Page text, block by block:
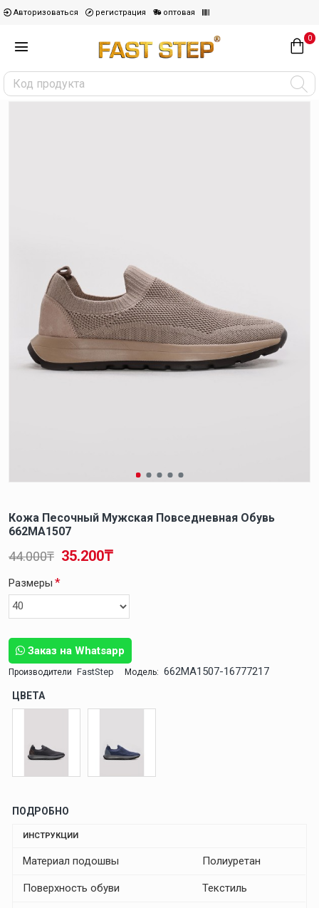
Авторизоваться регистрация оптовая
0
Кожа Песочный Мужская Повседневная Обувь
662MA1507
Заказ на Whatsapp
Производители FastStep Модель: 662MA1507-16777217
35.200₸
44.000₸
Размеры
ЦВЕТА
ПОДРОБНО
ИНСТРУКЦИИ
Материал подошвы Полиуретан
Поверхность обуви Текстиль